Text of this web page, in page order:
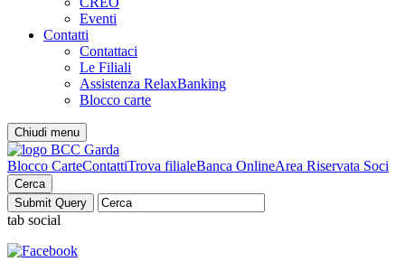
Eventi
Contatti
Contattaci
Le Filiali
Assistenza RelaxBanking
Blocco carte
Chiudi menu
Blocco CarteContattiTrova filialeBanca OnlineArea Riservata Soci
Cerca
tab social